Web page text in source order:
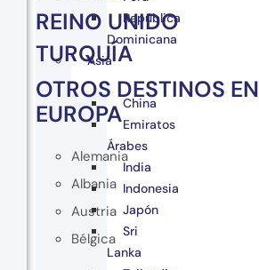
REINO UNIDO
TURQUÍA
OTROS DESTINOS EN
EUROPA
Alemania
Albania
Austria
Bélgica
República
Dominicana
Asia
China
Emiratos
Árabes
India
Indonesia
Japón
Sri
Lanka